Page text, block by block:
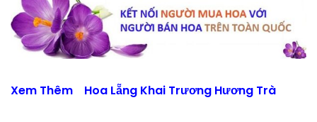
Xem Thêm Hoa Lẵng Khai Trương Hương Trà